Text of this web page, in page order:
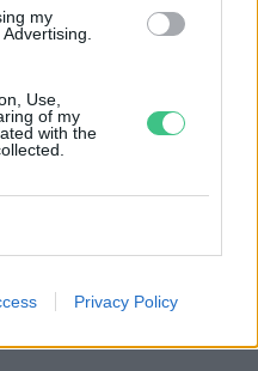
my
Use,
of my
with the
Privacy Policy
így arborétumokkal